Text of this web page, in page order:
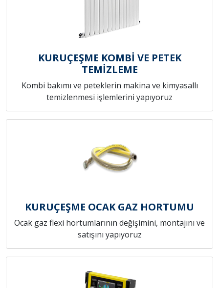
KURUÇEŞME KOMBİ VE PETEK
TEMİZLEME
Kombi bakımı ve peteklerin makina ve kimyasallı
temizlenmesi işlemlerini yapıyoruz
KURUÇEŞME OCAK GAZ HORTUMU
Ocak gaz flexi hortumlarının değişimini, montajını ve
satışını yapıyoruz